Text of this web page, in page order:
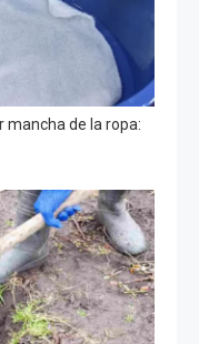
mancha de la ropa: